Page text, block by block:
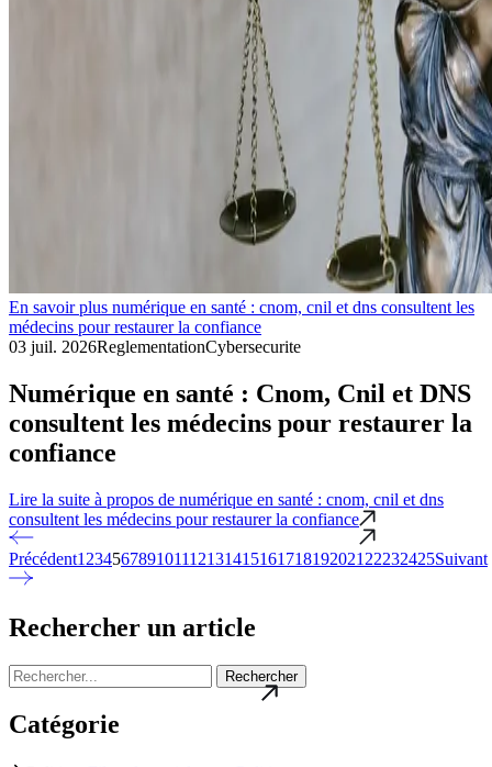
En savoir plus numérique en santé : cnom, cnil et dns consultent les
médecins pour restaurer la confiance
03 juil. 2026ReglementationCybersecurite
Numérique en santé : Cnom, Cnil et DNS
consultent les médecins pour restaurer la
confiance
Lire la suite à propos de numérique en santé : cnom, cnil et dns
consultent les médecins pour restaurer la confiance
Précédent1 23456789101112131415161718192021 22232425Suivant
Rechercher un article
Rechercher
Catégorie